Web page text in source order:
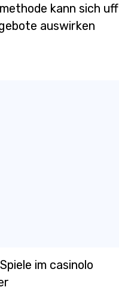
kann sich uff
auswirken
im casinolo